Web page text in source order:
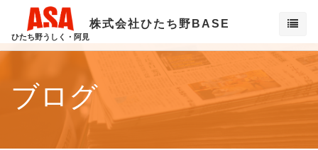
ひたち野うしく・阿見
株式会社ひたち野BASE
ブログ